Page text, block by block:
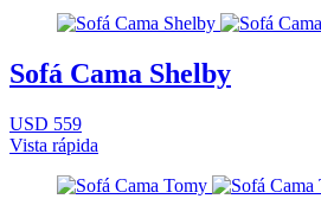
Sofá Cama Shelby
USD 559
Vista rápida